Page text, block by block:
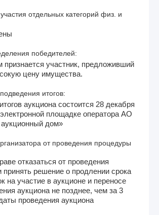
отдельных категорий физ. и
победителей:
признается участник, предложивший
цену имущества.
итогов:
аукциона состоится 28 декабря
площадке оператора АО
дом»
от проведения процедуры
отказаться от проведения
принять решение о продлении срока
на участие в аукционе и переносе
аукциона не позднее, чем за 3
проведения аукциона